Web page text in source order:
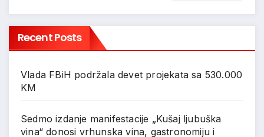
Recent Posts
Vlada FBiH podržala devet projekata sa 530.000
KM
Sedmo izdanje manifestacije „Kušaj ljubuška
vina“ donosi vrhunska vina, gastronomiju i